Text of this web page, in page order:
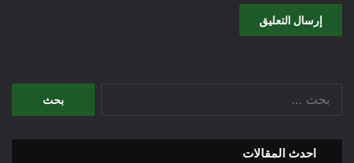
احدث المقالات